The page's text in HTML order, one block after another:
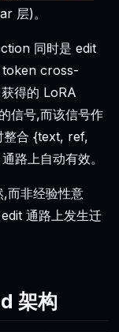
层)。
同时是 edit
token cross-
得的 LoRA
信号,而该信号作
整合 {text, ref,
路上自动有效。
而非经验性意
通路上发生迁
架构